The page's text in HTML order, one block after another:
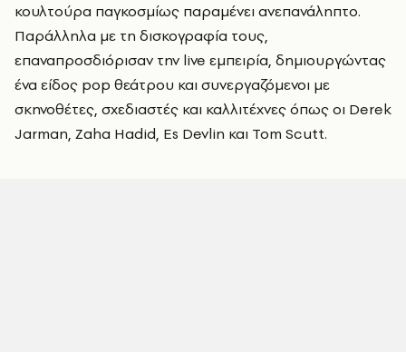
κουλτούρα παγκοσμίως παραμένει ανεπανάληπτο.
Παράλληλα με τη δισκογραφία τους,
επαναπροσδιόρισαν την live εμπειρία, δημιουργώντας
ένα είδος pop θεάτρου και συνεργαζόμενοι με
σκηνοθέτες, σχεδιαστές και καλλιτέχνες όπως οι Derek
Jarman, Zaha Hadid, Es Devlin και Tom Scutt.